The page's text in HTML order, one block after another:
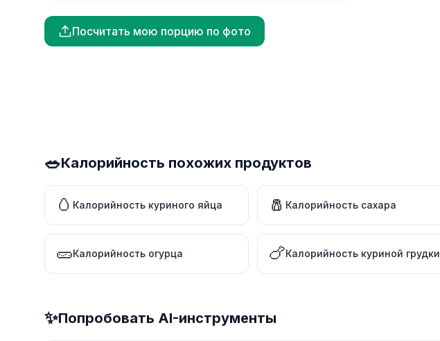
Посчитать мою порцию по фото
🥗Калорийность похожих продуктов
🥚 Калорийность куриного яйца 🧂 Калорийность сахара
🥒Калорийность огурца 🍗Калорийность куриной грудки
✨Попробовать AI-инструменты